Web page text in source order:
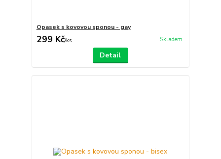
Opasek s kovovou sponou - gay
299 Kč/ks Skladem
Detail